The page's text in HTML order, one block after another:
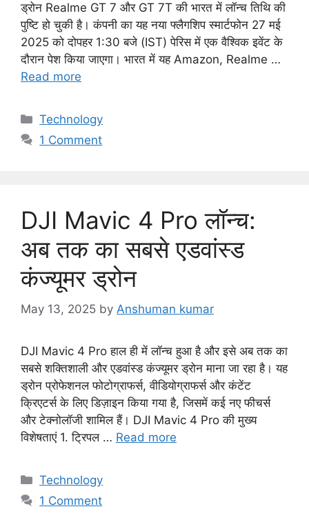
ड्रोन Realme GT 7 और GT 7T की भारत में लॉन्च तिथि की
पुष्टि हो चुकी है। कंपनी का यह नया फ्लैगशिप स्मार्टफोन 27 मई
2025 को दोपहर 1:30 बजे (IST) पेरिस में एक वैश्विक इवेंट के
दौरान पेश किया जाएगा। भारत में यह Amazon, Realme …
Read more
C
a
e
s
Technology
1 Comment
DJI Mavic 4 Pro लॉन्च:
अब तक का सबसे एडवांस्ड
कंज्यूमर ड्रोन
May 13, 2025 by Anshuman kumar
DJI Mavic 4 Pro हाल ही में लॉन्च हुआ है और इसे अब तक का
सबसे शक्तिशाली और एडवांस्ड कंज्यूमर ड्रोन माना जा रहा है। यह
ड्रोन प्रोफेशनल फोटोग्राफर्स, वीडियोग्राफर्स और कंटेंट
क्रिएटर्स के लिए डिज़ाइन किया गया है, जिसमें कई नए फीचर्स
और टेक्नोलॉजी शामिल हैं। DJI Mavic 4 Pro की मुख्य
विशेषताएं 1. ट्रिपल … Read more
C
a
Technology
1 Comment